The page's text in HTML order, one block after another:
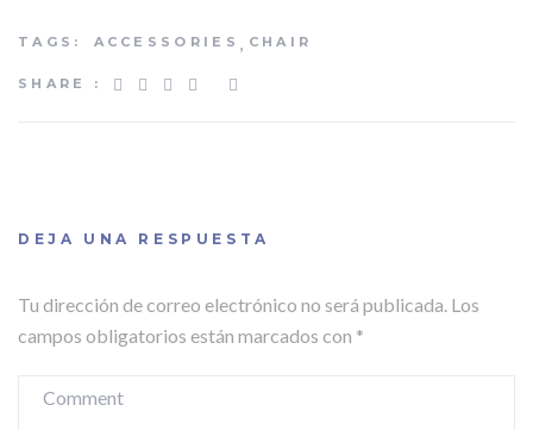
TAGS: ACCESSORIES , CHAIR
SHARE :
DEJA UNA RESPUESTA
Tu dirección de correo electrónico no será publicada. Los
campos obligatorios están marcados con *